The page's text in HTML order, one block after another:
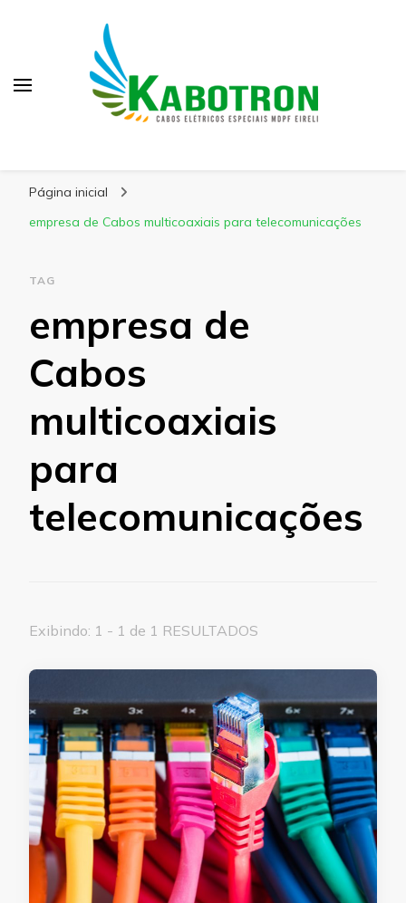
Página inicial
empresa de Cabos multicoaxiais para telecomunicações
TAG
empresa de
Cabos
multicoaxiais
para
telecomunicações
Exibindo: 1 - 1 de 1 RESULTADOS